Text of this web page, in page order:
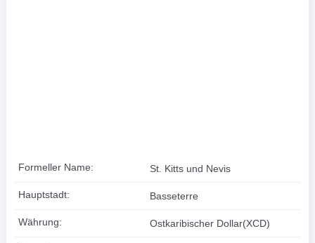
Formeller Name: St. Kitts und Nevis
Hauptstadt: Basseterre
Währung: Ostkaribischer Dollar(XCD)